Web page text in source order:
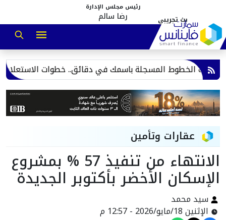
رئيس مجلس الإدارة
رضا سالم
عقارات وتأمين
الانتهاء من تنفيذ 57 % بمشروع
الإسكان الأخضر بأكتوبر الجديدة
سيد محمد
الإثنين 18/مايو/2026 - 12:57 م